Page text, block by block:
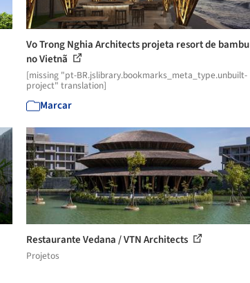
Vo Trong Nghia Architects projeta resort de bambu
no Vietnã
[missing "pt-BR.jslibrary.bookmarks_meta_type.unbuilt-
project" translation]
Marcar
Restaurante Vedana / VTN Architects
Projetos